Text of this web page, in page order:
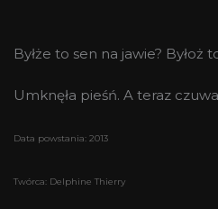
Byłże to sen na jawie? Byłoż
Umknęła pieśń. A teraz
Data powstania: 2013
Twórca: Delphine Thierry